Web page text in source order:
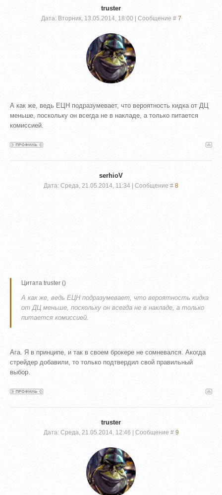
truster
Дата: Вторник, 13.05.2014, 18:00 | Сообщение # 7
А как же, ведь ЕЦН подразумевает, что вероятность кидка от ДЦ
меньше, поскольку он всегда не в накладе, а только питается
комиссией.
serhioV
Дата: Среда, 21.05.2014, 11:34 | Сообщение # 8
Цитата truster ()
А как же, ведь ЕЦН подразумевает, что вероятность кидка
от ДЦ меньше, поскольку он всегда не в накладе, а только
питается комиссией.
Ага. Я в принципе, и так в своем брокере не сомневался. Акогда
стрейдер добавили, то только подтвердил свой правильный
выбор.
truster
Дата: Среда, 21.05.2014, 12:46 | Сообщение # 9